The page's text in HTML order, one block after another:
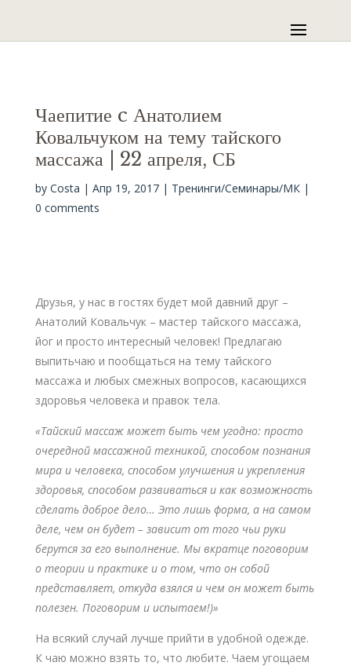
Чаепитие c Анатолием
Ковальчуком на тему тайского
массажа | 22 апреля, СБ
by Costa | Апр 19, 2017| Тренинги/Семинары/МК|
0 comments
Друзья, у нас в гостях будет мой давний друг –
Анатолий Ковальчук – мастер тайского массажа,
йог и просто интересный человек! Предлагаю
выпитьчаю и пообщаться на тему тайского
массажа и любых смежных вопросов, касающихся
здоровья человека и правок тела.
«Тайский массаж может быть чем угодно: просто
очередной массажной техникой, способом познания
мира и человека, способом улучшения и укрепления
здоровья, способом развиваться и как возможность
сделать доброе дело… Это лишь форма, а на самом
деле, чем он будет – зависит от того чьи руки
берутся за его выполнение. Мы вкратце поговорим
о теории и практике и о том, что он собой
представляет, откуда взялся и чем он может быть
полезен. Поговорим и испытаем!)»
На всякий случай лучше прийти в удобной одежде.
К чаю можно взять то, что любите. Чаем угощаем